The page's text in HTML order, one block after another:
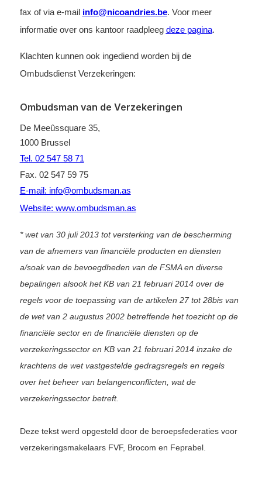
fax of via e-mail info@nicoandries.be. Voor meer
informatie over ons kantoor raadpleeg deze pagina.
Klachten kunnen ook ingediend worden bij de
Ombudsdienst Verzekeringen:
Ombudsman van de Verzekeringen
De Meeûssquare 35,
1000 Brussel
Tel. 02 547 58 71
Fax. 02 547 59 75
E-mail: info@ombudsman.as
Website: www.ombudsman.as
* wet van 30 juli 2013 tot versterking van de bescherming
van de afnemers van financiële producten en diensten
a/soak van de bevoegdheden van de FSMA en diverse
bepalingen alsook het KB van 21 februari 2014 over de
regels voor de toepassing van de artikelen 27 tot 28bis van
de wet van 2 augustus 2002 betreffende het toezicht op de
financiële sector en de financiële diensten op de
verzekeringssector en KB van 21 februari 2014 inzake de
krachtens de wet vastgestelde gedragsregels en regels
over het beheer van belangenconflicten, wat de
verzekeringssector betreft.
Deze tekst werd opgesteld door de beroepsfederaties voor
verzekeringsmakelaars FVF, Brocom en Feprabel.